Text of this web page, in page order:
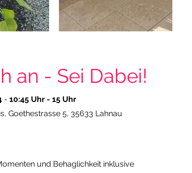
an - Sei Dabei!
- 10:45 Uhr - 15 Uhr
Goethestrasse 5, 35633 Lahnau
und Behaglichkeit inklusive